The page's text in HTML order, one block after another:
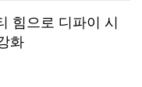
힘으로 디파이 시
화